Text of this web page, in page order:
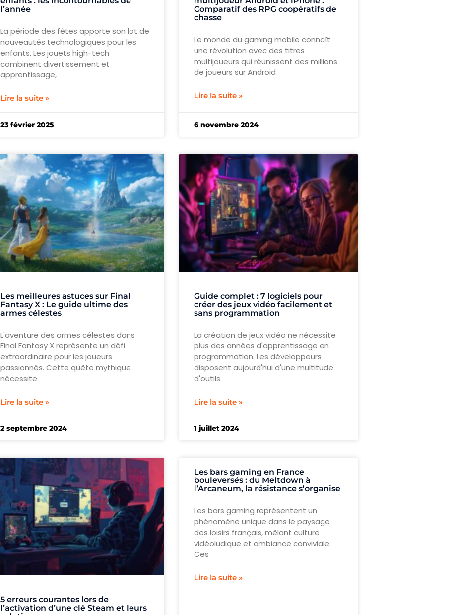
l’année
La période des fêtes apporte son lot de
nouveautés technologiques pour les
enfants. Les jouets high-tech
combinent divertissement et
apprentissage,
Lire la suite »
23 février 2025
Comparatif des RPG coopératifs de
chasse
Le monde du gaming mobile connaît
une révolution avec des titres
multijoueurs qui réunissent des millions
de joueurs sur Android
Lire la suite »
6 novembre 2024
Les meilleures astuces sur Final
Fantasy X : Le guide ultime des
armes célestes
L'aventure des armes célestes dans
Final Fantasy X représente un défi
extraordinaire pour les joueurs
passionnés. Cette quête mythique
nécessite
Lire la suite »
2 septembre 2024
Guide complet : 7 logiciels pour
créer des jeux vidéo facilement et
sans programmation
La création de jeux vidéo ne nécessite
plus des années d'apprentissage en
programmation. Les développeurs
disposent aujourd'hui d'une multitude
d'outils
Lire la suite »
1 juillet 2024
5 erreurs courantes lors de
l’activation d’une clé Steam et leurs
Les bars gaming en France
bouleversés : du Meltdown à
l’Arcaneum, la résistance s’organise
Les bars gaming représentent un
phénomène unique dans le paysage
des loisirs français, mêlant culture
vidéoludique et ambiance conviviale.
Ces
Lire la suite »